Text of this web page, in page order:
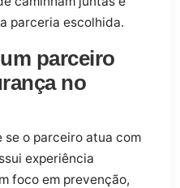
parceria escolhida.
parceiro
no
o parceiro atua com
experiência
foco em prevenção,